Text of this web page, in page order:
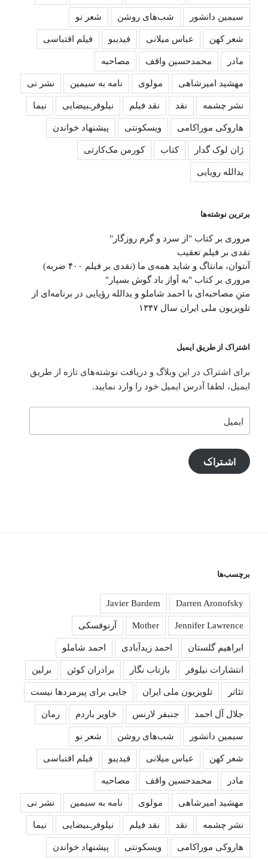
سیمین دانشور شب‌های روشن شعر نو
شعر کهن عباس میلانی فیدیبو فیلم اقتباسی
مادر محمدحسین واقف مصاحبه
مهشید امیرشاهی مولوی نامه به سیمین نشر نی
نشر چشمه نقد نقد فیلم نیلوفرـبیضایی نیما
هاروکی موراکامی ویسکونتی پیشنهاد خواندن
ژان لوک گدار کتاب کورمن مک‌کارتی
یدالله رویایی
برترین نوشته‌ها
مروری بر کتاب "از سرد و گرم روزگار"
نقدی بر فیلم تعقیب
آﻧﺘﻮان، ﻣﺎﻧﺘﺎگ و ﺷﺎﯾﺪ ﻫﻤﻪی ما (نقدی بر فیلم ۴۰۰ ضربه)
مروری بر کتاب "به آواز باد گوش بسپار"
متنِ‌ مصاحبه‌ای با احمد شاملو و یدالله رؤیایی در برنامه‌ای از
تلویزیون ملی ایران سال ۱۳۴۷
اشتراک از طریق ایمیل
برای اشتراک در این وبلاگ و دریافت نوشته‌های تازه از طریق
ایمیل، لطفا آدرس ایمیل خود را وارد نمایید.
اشتراک
برچسب‌ها
Darren Aronofsky
Javier Bardem
Jennifer Lawrence
Mother آرنوفسکی
ابراهیم گلستان احمد زیدآبادی احمد شاملو
انتشارات نیلوفر بازتاب نگار برادران کوئن برلین
تئاتر تلویزیون ملی ایران جایی برای پیرمردها نیست
جلال آل احمد جنبفر لارنس خاویر باردم رمان
سیمین دانشور شب‌های روشن شعر نو
شعر کهن عباس میلانی فیدیبو فیلم اقتباسی
مادر محمدحسین واقف مصاحبه
مهشید امیرشاهی مولوی نامه به سیمین نشر نی
نشر چشمه نقد نقد فیلم نیلوفرـبیضایی نیما
هاروکی موراکامی ویسکونتی پیشنهاد خواندن